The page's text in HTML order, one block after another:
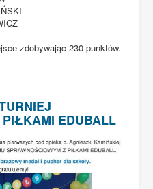
zdobywając 230 punktów.
PIŁKAMI EDUBALL